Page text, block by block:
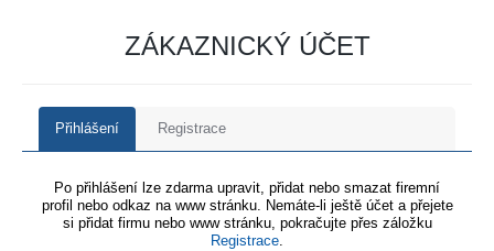
ZÁKAZNICKÝ ÚČET
Přihlášení Registrace
Po přihlášení lze zdarma upravit, přidat nebo smazat firemní
profil nebo odkaz na www stránku. Nemáte-li ještě účet a přejete
si přidat firmu nebo www stránku, pokračujte přes záložku
Registrace.